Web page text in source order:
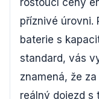
rostoucí ceny
příznivé úrovni.
baterie s
standard, vás
znamená, že
reálný dojezd s